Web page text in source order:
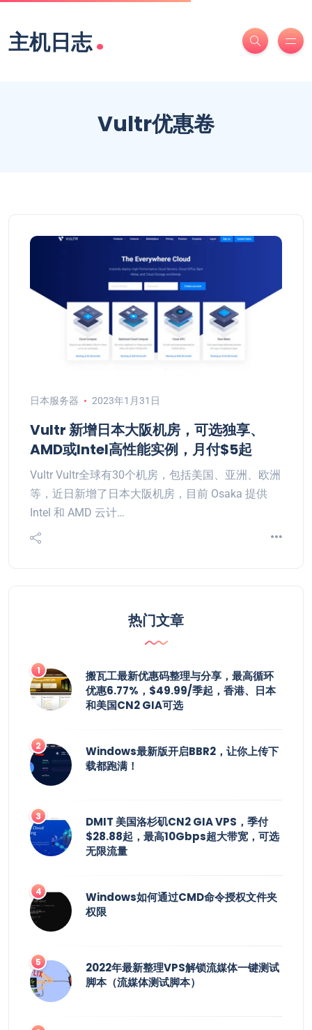
主机日志.
Vultr优惠卷
日本服务器 2023年1月31日
Vultr 新增日本大阪机房，可选独享、
AMD或Intel高性能实例，月付$5起
Vultr Vultr全球有30个机房，包括美国、亚洲、欧洲
等，近日新增了日本大阪机房，目前 Osaka 提供
Intel 和 AMD 云计…
热门文章
搬瓦工最新优惠码整理与分享，最高循环
优惠6.77%，$49.99/季起，香港、日本
和美国CN2 GIA可选
Windows最新版开启BBR2，让你上传下
载都跑满！
DMIT 美国洛杉矶CN2 GIA VPS，季付
$28.88起，最高10Gbps超大带宽，可选
无限流量
Windows如何通过CMD命令授权文件夹
权限
2022年最新整理VPS解锁流媒体一键测试
脚本（流媒体测试脚本）